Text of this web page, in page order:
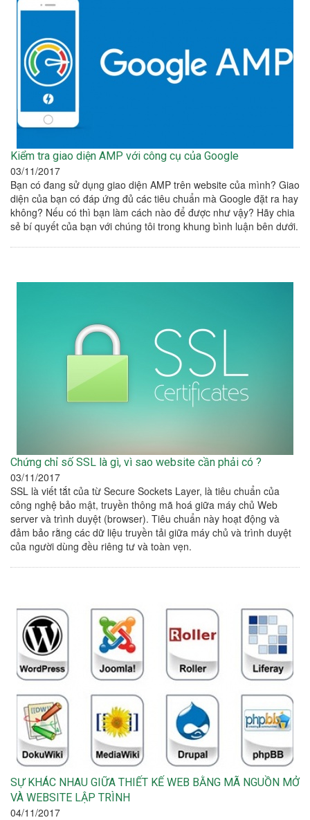
Kiểm tra giao diện AMP với công cụ của Google
03/11/2017
Bạn có đang sử dụng giao diện AMP trên website của mình? Giao
diện của bạn có đáp ứng đủ các tiêu chuẩn mà Google đặt ra hay
không? Nếu có thì bạn làm cách nào để được như vậy? Hãy chia
sẻ bí quyết của bạn với chúng tôi trong khung bình luận bên dưới.
Chứng chỉ số SSL là gì, vì sao website cần phải có ?
03/11/2017
SSL là viết tắt của từ Secure Sockets Layer, là tiêu chuẩn của
công nghệ bảo mật, truyền thông mã hoá giữa máy chủ Web
server và trình duyệt (browser). Tiêu chuẩn này hoạt động và
đảm bảo rằng các dữ liệu truyền tải giữa máy chủ và trình duyệt
của người dùng đều riêng tư và toàn vẹn.
SỰ KHÁC NHAU GIỮA THIẾT KẾ WEB BẰNG MÃ NGUỒN MỞ
VÀ WEBSITE LẬP TRÌNH
04/11/2017